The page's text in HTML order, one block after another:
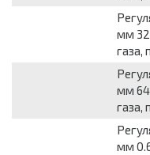
мм
газа,
мм
газа,
мм